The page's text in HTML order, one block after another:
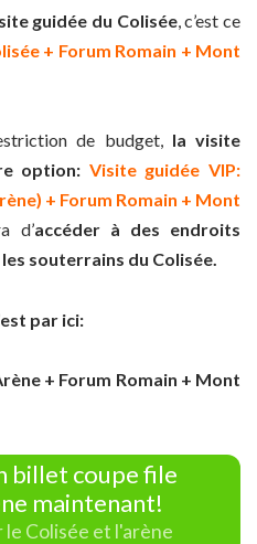
guidée du Colisée, c’est ce
+ Forum Romain + Mont
de budget, la visite
option: Visite guidée VIP:
+ Forum Romain + Mont
d’accéder à des endroits
souterrains du Colisée.
par ici:
+ Forum Romain + Mont
billet coupe file
maintenant!
Colisée et l'arène